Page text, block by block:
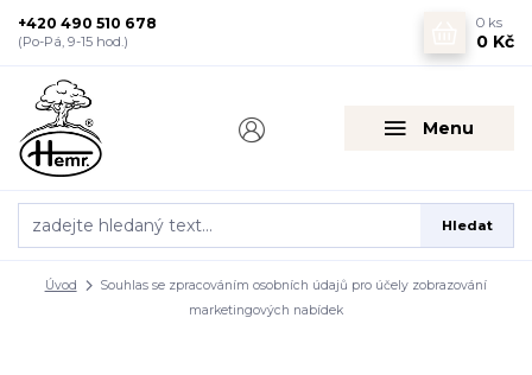
Menu
Hledat
+420 490 510 678
(Po-Pá, 9-15 hod.)
0 ks
0 Kč
Úvod
Souhlas se zpracováním osobních údajů pro účely zobrazování
marketingových nabídek